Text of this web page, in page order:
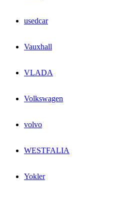
usedcar
Vauxhall
VLADA
Volkswagen
volvo
WESTFALIA
Yokler